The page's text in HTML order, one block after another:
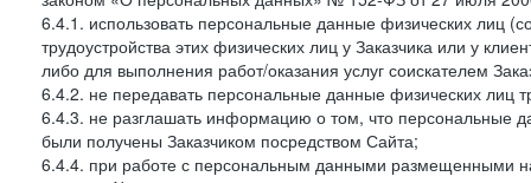
6.4.1. использовать персональные данные физических лиц
трудоустройства этих физических лиц у Заказчика или у
либо для выполнения работ/оказания услуг соискателем
6.4.2. не передавать персональные данные физических лиц
6.4.3. не разглашать информацию о том, что персональные
были получены Заказчиком посредством Сайта;
6.4.4. при работе с персональным данными размещенными